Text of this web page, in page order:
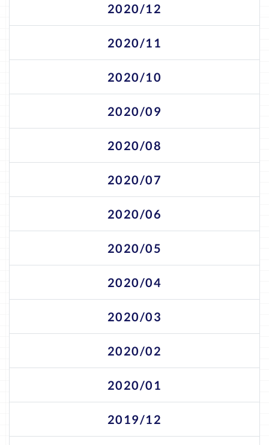
2020/12
2020/11
2020/10
2020/09
2020/08
2020/07
2020/06
2020/05
2020/04
2020/03
2020/02
2020/01
2019/12